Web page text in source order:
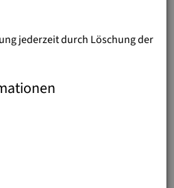
Unabhängigkeit.
IN EINE
jederzeit durch Löschung der